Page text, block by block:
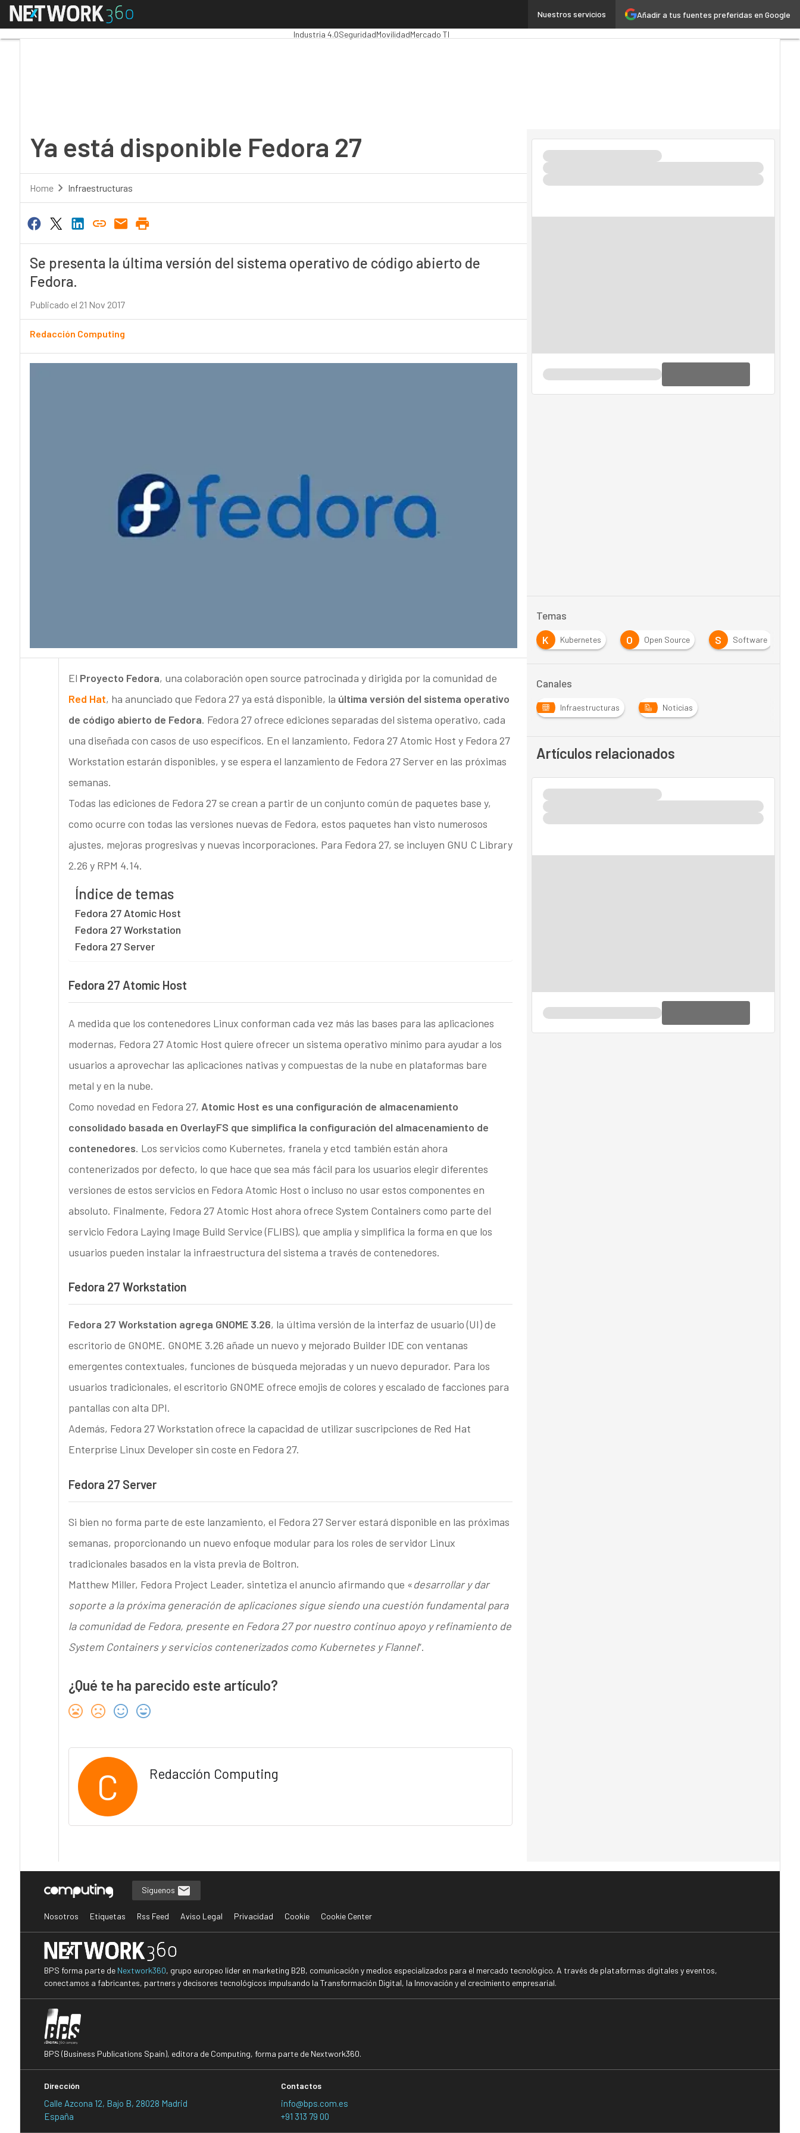
Añadir a tus fuentes preferidas en Google
Nuestros servicios
Menú
Inteligencia Artificial
Industria 4.0SeguridadMovilidadMercado TI
Ya está disponible Fedora 27
Home Infraestructuras
Se presenta la última versión del sistema operativo de código abierto de
Fedora.
Publicado el 21 Nov 2017
Redacción Computing
El Proyecto Fedora, una colaboración open source patrocinada y dirigida por la comunidad de
Red Hat, ha anunciado que Fedora 27 ya está disponible, la última versión del sistema operativo
de código abierto de Fedora. Fedora 27 ofrece ediciones separadas del sistema operativo, cada
una diseñada con casos de uso específicos. En el lanzamiento, Fedora 27 Atomic Host y Fedora 27
Workstation estarán disponibles, y se espera el lanzamiento de Fedora 27 Server en las próximas
semanas.
Todas las ediciones de Fedora 27 se crean a partir de un conjunto común de paquetes base y,
como ocurre con todas las versiones nuevas de Fedora, estos paquetes han visto numerosos
ajustes, mejoras progresivas y nuevas incorporaciones. Para Fedora 27, se incluyen GNU C Library
2.26 y RPM 4.14.
Índice de temas
Fedora 27 Atomic Host
Fedora 27 Workstation
Fedora 27 Server
Fedora 27 Atomic Host
A medida que los contenedores Linux conforman cada vez más las bases para las aplicaciones
modernas, Fedora 27 Atomic Host quiere ofrecer un sistema operativo mínimo para ayudar a los
usuarios a aprovechar las aplicaciones nativas y compuestas de la nube en plataformas bare
metal y en la nube.
Como novedad en Fedora 27, Atomic Host es una configuración de almacenamiento
consolidado basada en OverlayFS que simplifica la configuración del almacenamiento de
contenedores. Los servicios como Kubernetes, franela y etcd también están ahora
contenerizados por defecto, lo que hace que sea más fácil para los usuarios elegir diferentes
versiones de estos servicios en Fedora Atomic Host o incluso no usar estos componentes en
absoluto. Finalmente, Fedora 27 Atomic Host ahora ofrece System Containers como parte del
servicio Fedora Laying Image Build Service (FLIBS), que amplía y simplifica la forma en que los
usuarios pueden instalar la infraestructura del sistema a través de contenedores.
Fedora 27 Workstation
Fedora 27 Workstation agrega GNOME 3.26, la última versión de la interfaz de usuario (UI) de
escritorio de GNOME. GNOME 3.26 añade un nuevo y mejorado Builder IDE con ventanas
emergentes contextuales, funciones de búsqueda mejoradas y un nuevo depurador. Para los
usuarios tradicionales, el escritorio GNOME ofrece emojis de colores y escalado de facciones para
pantallas con alta DPI.
Además, Fedora 27 Workstation ofrece la capacidad de utilizar suscripciones de Red Hat
Enterprise Linux Developer sin coste en Fedora 27.
Fedora 27 Server
Si bien no forma parte de este lanzamiento, el Fedora 27 Server estará disponible en las próximas
semanas, proporcionando un nuevo enfoque modular para los roles de servidor Linux
tradicionales basados en la vista previa de Boltron.
Matthew Miller, Fedora Project Leader, sintetiza el anuncio afirmando que «desarrollar y dar
soporte a la próxima generación de aplicaciones sigue siendo una cuestión fundamental para
la comunidad de Fedora, presente en Fedora 27 por nuestro continuo apoyo y refinamiento de
System Containers y servicios contenerizados como Kubernetes y Flannel”.
¿Qué te ha parecido este artículo?
C Redacción Computing
Temas
K Kubernetes O Open Source S Software
Canales
Infraestructuras Noticias
Artículos relacionados
Síguenos
Nosotros Etiquetas Rss Feed Aviso Legal Privacidad Cookie Cookie Center
BPS forma parte de Nextwork360, grupo europeo líder en marketing B2B, comunicación y medios especializados para el mercado tecnológico. A través de plataformas digitales y eventos,
conectamos a fabricantes, partners y decisores tecnológicos impulsando la Transformación Digital, la Innovación y el crecimiento empresarial.
BPS (Business Publications Spain), editora de Computing, forma parte de Nextwork360.
Dirección
Calle Azcona 12, Bajo B, 28028 Madrid
España
Contactos
info@bps.com.es
+91 313 79 00